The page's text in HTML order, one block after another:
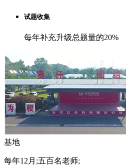
试题收集
每年补充升级总题量的20%
基地
每年12月;五百名老师;